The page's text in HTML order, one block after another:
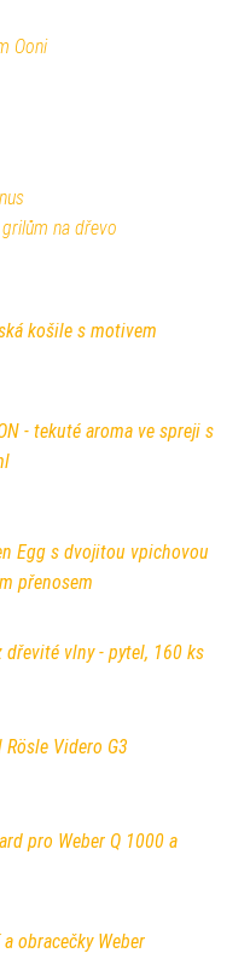
Ooni
na dřevo
košile s motivem
- tekuté aroma ve spreji s
Egg s dvojitou vpichovou
přenosem
dřevité vlny - pytel, 160 ks
Videro G3
pro Weber Q 1000 a
obracečky Weber